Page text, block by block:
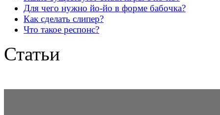
Для чего нужно йо-йо в форме бабочка?
Как сделать слипер?
Что такое респонс?
Статьи